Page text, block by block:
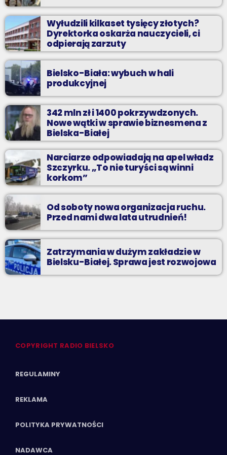
Wyłudzili kilkaset tysięcy złotych?
Dyrektorka oskarża nauczycieli, ci
odpierają zarzuty
Bielsko-Biała: wybuch w hali
produkcyjnej
342 mln zł i 1400 pokrzywdzonych.
Nowe wątki w sprawie biznesmena z
Bielska-Białej
Narciarze odpowiadają na apel władz
Szczyrku. „To nie turyści są winni
korkom”
Od soboty nowa organizacja ruchu.
Przed nami dwa lata utrudnień!
Zatrzymania w dużym zakładzie w
Bielsku-Białej. Sprawa jest rozwojowa
COPYRIGHT RADIO BIELSKO
REGULAMINY
REKLAMA
POLITYKA PRYWATNOŚCI
NADAWCA